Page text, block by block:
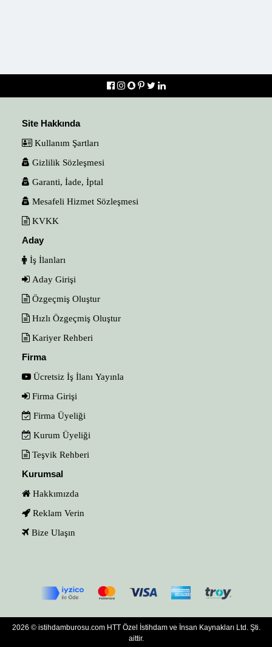
Site Hakkında
Kullanım Şartları
Gizlilik Sözleşmesi
Garanti, İade, İptal
Mesafeli Hizmet Sözleşmesi
KVKK
Aday
İş İlanları
Aday Girişi
Özgeçmiş Oluştur
Hızlı Özgeçmiş Oluştur
Kariyer Rehberi
Firma
Ücretsiz İş İlanı Yayınla
Firma Girişi
Firma Üyeliği
Kurum Üyeliği
Teşvik Rehberi
Kurumsal
Hakkımızda
Reklam Verin
Bize Ulaşın
2026 © istihdamburosu.com HTT Özel İstihdam ve İnsan Kaynakları Ltd. Şti.
aittir.